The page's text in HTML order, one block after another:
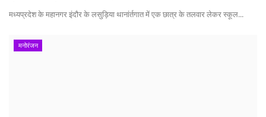
मध्यप्रदेश के महानगर इंदौर के लसुड़िया थानांर्तगात में एक छात्र के तलवार लेकर स्कूल...
मनोरंजन